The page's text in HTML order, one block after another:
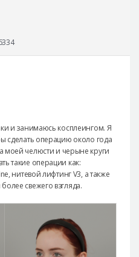
и занимаюсь косплеингом. Я
сделать операцию около года
моей челюсти и черыне круги
такие операции как:
нитевой лифтинг V3, а также
свежего взгляда.